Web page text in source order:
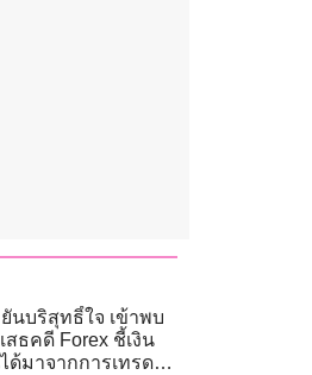
ยันบริสุทธิ์ใจ เข้าพบ
สธคดี Forex ชี้เงิน
ด้มาจากการเทรด